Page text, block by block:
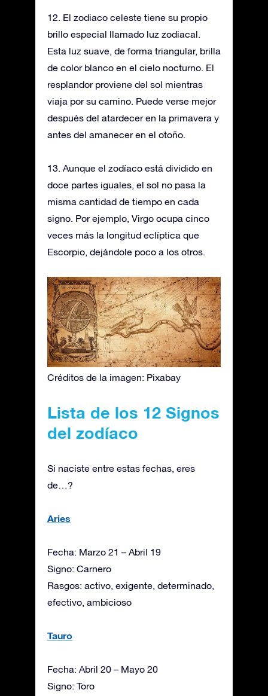
12. El zodiaco celeste tiene su propio
brillo especial llamado luz zodiacal.
Esta luz suave, de forma triangular, brilla
de color blanco en el cielo nocturno. El
resplandor proviene del sol mientras
viaja por su camino. Puede verse mejor
después del atardecer en la primavera y
antes del amanecer en el otoño.
13. Aunque el zodíaco está dividido en
doce partes iguales, el sol no pasa la
misma cantidad de tiempo en cada
signo. Por ejemplo, Virgo ocupa cinco
veces más la longitud eclíptica que
Escorpio, dejándole poco a los otros.
Créditos de la imagen: Pixabay
Lista de los 12 Signos
del zodíaco
Si naciste entre estas fechas, eres
de…?
Aries
Fecha: Marzo 21 – Abril 19
Signo: Carnero
Rasgos: activo, exigente, determinado,
efectivo, ambicioso
Tauro
Fecha: Abril 20 – Mayo 20
Signo: Toro